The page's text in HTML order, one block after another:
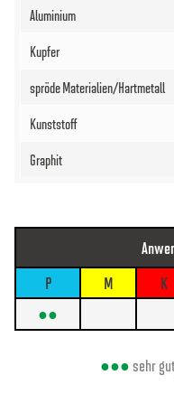
P
M K
●●
●●●sehr